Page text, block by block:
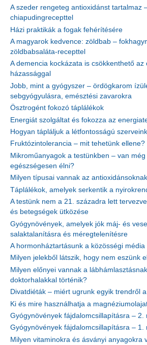
A szeder rengeteg antioxidánst tartalmaz
chiapudingrecepttel
Házi praktikák a fogak fehérítésére
A magyarok kedvence: zöldbab –
zöldbabsaláta-recepttel
A demencia kockázata is csökkenthető az
házassággal
Jobb, mint a gyógyszer – ördögkarom
sebgyógyulásra, emésztési zavarokra
Ösztrogént fokozó táplálékok
Energiát szolgáltat és fokozza az
Hogyan tápláljuk a létfontosságú
Fruktózintolerancia – mit tehetünk ellene?
Mikroműanyagok a testünkben – van
egészségesen élni?
Milyen típusai vannak az
Táplálékok, amelyek serkentik a
A testünk nem a 21. századra lett
és betegségek ütközése
Gyógynövények, amelyek jók máj- és
salaktalanításra és méregtelenítésre
A hormonháztartásunk a közösségi
Milyen jelekből látszik, hogy nem eszünk
Milyen előnyei vannak a
doktorhalakkal történik?
Divatdiéták – miért ugrunk egyik trendről
Ki és mire használhatja a
Gyógynövények fájdalomcsillapításra – 2.
Gyógynövények fájdalomcsillapításra – 1.
Milyen vitaminokra és ásványi anyagokra